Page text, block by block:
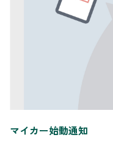
マイカー始動通知